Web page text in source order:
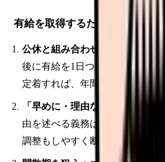
有給を取得するための5つのテク
公休と組み合わせて連休を作る：
後に有給を1日つけるだけで3連
定着すれば、年間の回復度が大
「早めに・理由なく」申請する：
由を述べる義務はありません。
調整もしやすく断られにくくなり